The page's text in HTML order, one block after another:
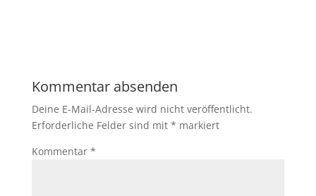
Kommentar absenden
Deine E-Mail-Adresse wird nicht veröffentlicht.
Erforderliche Felder sind mit * markiert
Kommentar *